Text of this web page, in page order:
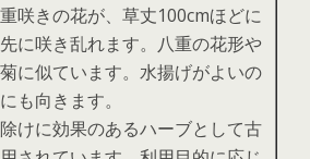
咲きの花が、草丈100cmほどに
に咲き乱れます。八重の花形や
に似ています。水揚げがよいの
も向きます。
けに効果のあるハーブとして古